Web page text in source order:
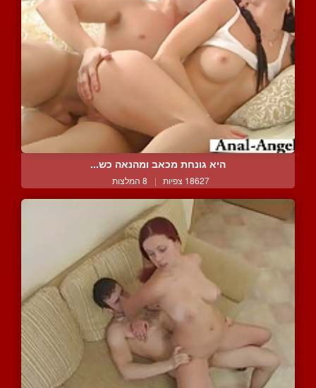
היא גונחת מכאב ומהנאה כש...
18627 צפיות | 8 המלצות